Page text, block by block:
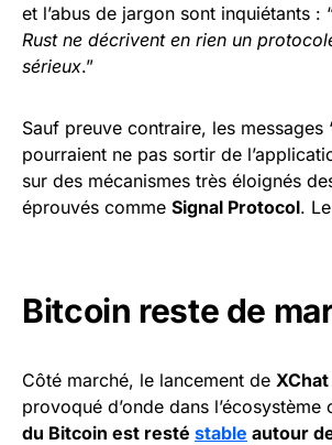
et l’abus de jargon sont inquiétants :
Rust ne décrivent en rien un
sérieux.”
Sauf preuve contraire, les messages
pourraient ne pas sortir de
sur des mécanismes très éloignés
éprouvés comme Signal Protocol.
Bitcoin reste de
Côté marché, le lancement de XChat
provoqué d’onde dans l’écosystème
du Bitcoin est resté stable autour